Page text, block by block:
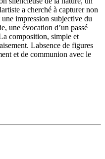
a cherché à capturer non
impression subjective du
une évocation d’un passé
composition, simple et
Labsence de figures
et de communion avec le